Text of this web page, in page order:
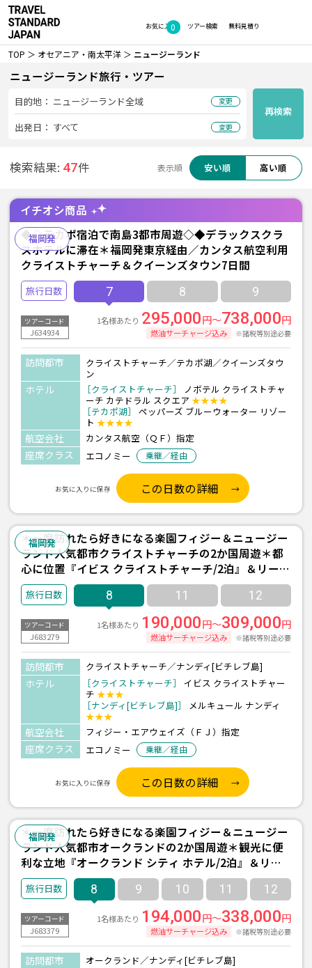
お気に入り
0 無料見積り
ツアー検索
TOP オセアニア・南太平洋 ニュージーランド
ニュージーランド旅行・ツアー
再検索
目的地： ニュージーランド全域 変更
出発日： すべて 変更
検索結果: 47件 表示順 安い順 高い順
イチオシ商品
福岡発
◆◇テカポ宿泊で南島3都市周遊◇◆デラックスクラ
スホテルに滞在＊福岡発東京経由／カンタス航空利用
クライストチャーチ＆クイーンズタウン7日間
7 8 9
ツアーコード
J634934
1名様あたり 295,000円～738,000円
燃油サーチャージ込み ※諸税等別途必要
訪問都市
クライストチャーチ／テカポ湖／クイーンズタウ
ン
ホテル ［クライストチャーチ］
ノボテル クライストチャ
ーチ カテドラル スクエア ★★★★
［テカポ湖］
ペッパーズ ブルーウォーター リゾー
ト ★★★★
航空会社 カンタス航空（ＱＦ）指定
座席クラス エコノミー 乗継／経由
お気に入りに保存 この日数の詳細
福岡発
＊一度訪れたら好きになる楽園フィジー＆ニュージー
ランド人気都市クライストチャーチの2か国周遊＊都
心に位置『イビス クライストチャーチ/2泊』＆リーズ
ナブルに滞在『メルキュール ナンディ/3泊(朝食付
き)』宿泊 8日間 ＜フィジーエアウェイズ利用/福岡発
8 11 12
ツアーコード
J683279
1名様あたり 190,000円～309,000円
燃油サーチャージ込み ※諸税等別途必要
訪問都市 クライストチャーチ／ナンディ[ビチレブ島]
ホテル ［クライストチャーチ］
イビス クライストチャー
チ ★★★
［ナンディ[ビチレブ島]］
メルキュール ナンディ
★★★
航空会社 フィジー・エアウェイズ（ＦＪ）指定
座席クラス エコノミー 乗継／経由
お気に入りに保存 この日数の詳細
福岡発
＊一度訪れたら好きになる楽園フィジー＆ニュージー
ランド人気都市オークランドの2か国周遊＊観光に便
利な立地『オークランド シティ ホテル/2泊』＆リー
ズナブルに滞在『メルキュール ナンディ/3泊(朝食付
き)』宿泊 8日間 ＜フィジーエアウェイズ利用/福岡発
8 9 10 11 12
ツアーコード
J683379
1名様あたり 194,000円～338,000円
燃油サーチャージ込み ※諸税等別途必要
訪問都市 オークランド／ナンディ[ビチレブ島]